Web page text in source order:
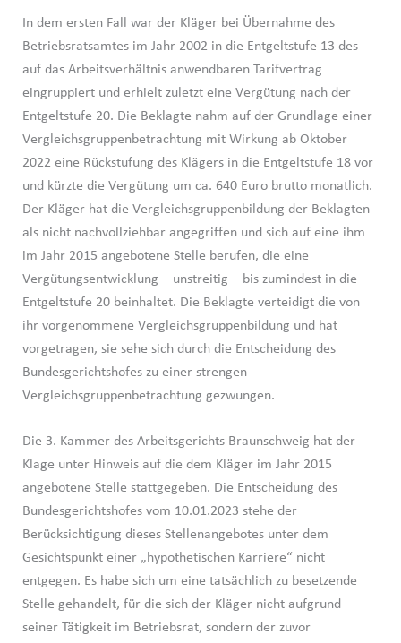
In dem ersten Fall war der Kläger bei Übernahme des
Betriebsratsamtes im Jahr 2002 in die Entgeltstufe 13 des
auf das Arbeitsverhältnis anwendbaren Tarifvertrag
eingruppiert und erhielt zuletzt eine Vergütung nach der
Entgeltstufe 20. Die Beklagte nahm auf der Grundlage einer
Vergleichsgruppenbetrachtung mit Wirkung ab Oktober
2022 eine Rückstufung des Klägers in die Entgeltstufe 18 vor
und kürzte die Vergütung um ca. 640 Euro brutto monatlich.
Der Kläger hat die Vergleichsgruppenbildung der Beklagten
als nicht nachvollziehbar angegriffen und sich auf eine ihm
im Jahr 2015 angebotene Stelle berufen, die eine
Vergütungsentwicklung – unstreitig – bis zumindest in die
Entgeltstufe 20 beinhaltet. Die Beklagte verteidigt die von
ihr vorgenommene Vergleichsgruppenbildung und hat
vorgetragen, sie sehe sich durch die Entscheidung des
Bundesgerichtshofes zu einer strengen
Vergleichsgruppenbetrachtung gezwungen.
Die 3. Kammer des Arbeitsgerichts Braunschweig hat der
Klage unter Hinweis auf die dem Kläger im Jahr 2015
angebotene Stelle stattgegeben. Die Entscheidung des
Bundesgerichtshofes vom 10.01.2023 stehe der
Berücksichtigung dieses Stellenangebotes unter dem
Gesichtspunkt einer „hypothetischen Karriere“ nicht
entgegen. Es habe sich um eine tatsächlich zu besetzende
Stelle gehandelt, für die sich der Kläger nicht aufgrund
seiner Tätigkeit im Betriebsrat, sondern der zuvor